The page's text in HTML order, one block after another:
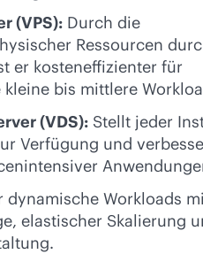
(VPS): Durch die
Ressourcen
er kosteneffizienter für
bis mittlere
(VDS): Stellt jeder
Verfügung und
dynamische Workloads
elastischer Skalierung